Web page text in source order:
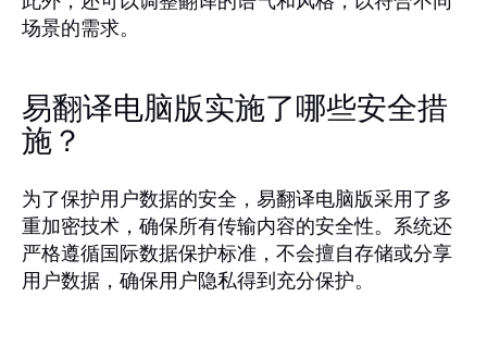
场景的需求。
易翻译电脑版实施了哪些安全措
施？
为了保护用户数据的安全，易翻译电脑版采用了多
重加密技术，确保所有传输内容的安全性。系统还
严格遵循国际数据保护标准，不会擅自存储或分享
用户数据，确保用户隐私得到充分保护。